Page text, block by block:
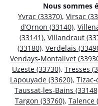
Nous sommes
Yvrac (33370), Virsac
d’Ornon (33140),
(33141), Villandraut
(33180), Verdelais
Vendays-Montalivet
Uzeste (33730), Tresses
Lapouyade (33620),
Taussat-les-Bains
Targon (33760), Talence